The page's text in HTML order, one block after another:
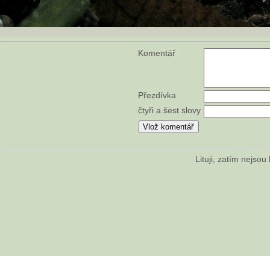
Komentář
Přezdívka
čtyři a šest slovy
Lituji, zatím nejsou